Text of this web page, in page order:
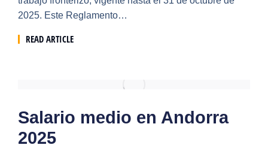
2025. Este Reglamento…
READ ARTICLE
Salario medio en Andorra
2025